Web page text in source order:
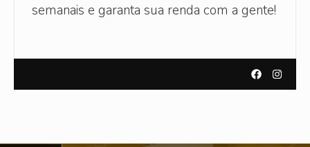
semanais e garanta sua renda com a gente!